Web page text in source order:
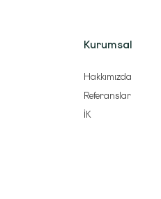
Kurumsal
Hakkımızda
Referanslar
İK